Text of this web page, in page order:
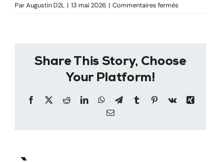
ParAugustin D2L | 13 mai 2026 | Commentaires fermés
Share This Story, Choose
Your Platform!
Facebook
X RedditLinkedInWhatsApp
TelegramTumblrPinterest
Vk
Xing
Email